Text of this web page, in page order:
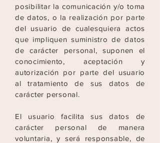
posibilitar la comunicación y/o toma
de datos, o la realización por parte
del usuario de cualesquiera actos
que impliquen suministro de datos
de carácter personal, suponen el
conocimiento, aceptación y
autorización por parte del usuario
altratamiento de sus datos de
carácter personal.
El usuario facilita sus datos de
carácter personal de manera
voluntaria, y será responsable, de